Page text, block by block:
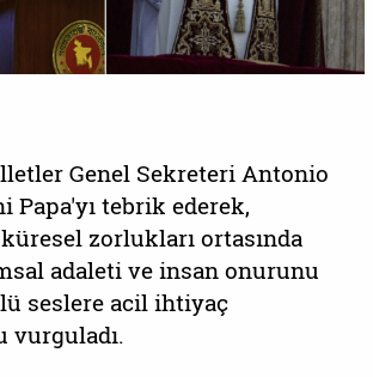
Genel Sekreteri Antonio
Papa'yı tebrik ederek,
zorlukları ortasında
adaleti ve insan onurunu
seslere acil ihtiyaç
vurguladı.